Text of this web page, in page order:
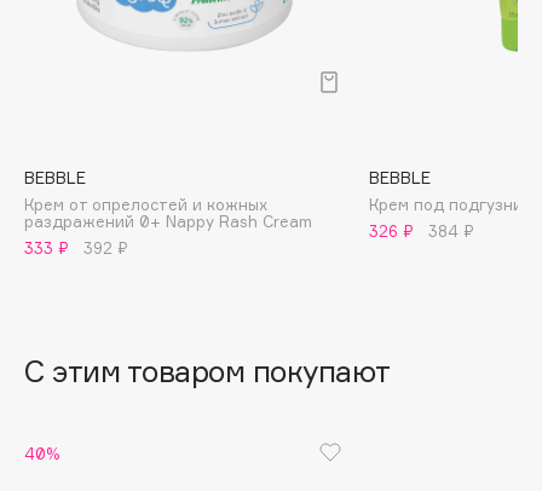
Banderas
Basicare
Batiste
beautyblender
Beverly Hills Polo Club
BEBBLE
Крем от опрелостей и кожных
раздражений 0+ Nappy Rash Cream
333 ₽
392 ₽
BEBBLE
Крем под подгузник
326 ₽
384 ₽
С этим товаром покупают
40%